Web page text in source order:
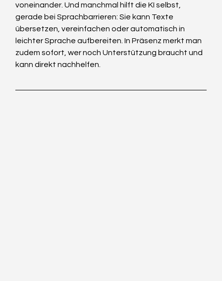
voneinander. Und manchmal hilft die KI selbst,
gerade bei Sprachbarrieren: Sie kann Texte
übersetzen, vereinfachen oder automatisch in
leichter Sprache aufbereiten. In Präsenz merkt man
zudem sofort, wer noch Unterstützung braucht und
kann direkt nachhelfen.